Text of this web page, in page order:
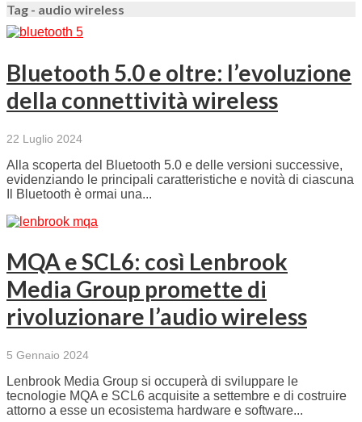
Tag - audio wireless
Bluetooth 5.0 e oltre: l’evoluzione
della connettività wireless
22 Luglio 2024
Alla scoperta del Bluetooth 5.0 e delle versioni successive,
evidenziando le principali caratteristiche e novità di ciascuna
Il Bluetooth è ormai una...
MQA e SCL6: così Lenbrook
Media Group promette di
rivoluzionare l’audio wireless
5 Gennaio 2024
Lenbrook Media Group si occuperà di sviluppare le
tecnologie MQA e SCL6 acquisite a settembre e di costruire
attorno a esse un ecosistema hardware e software...